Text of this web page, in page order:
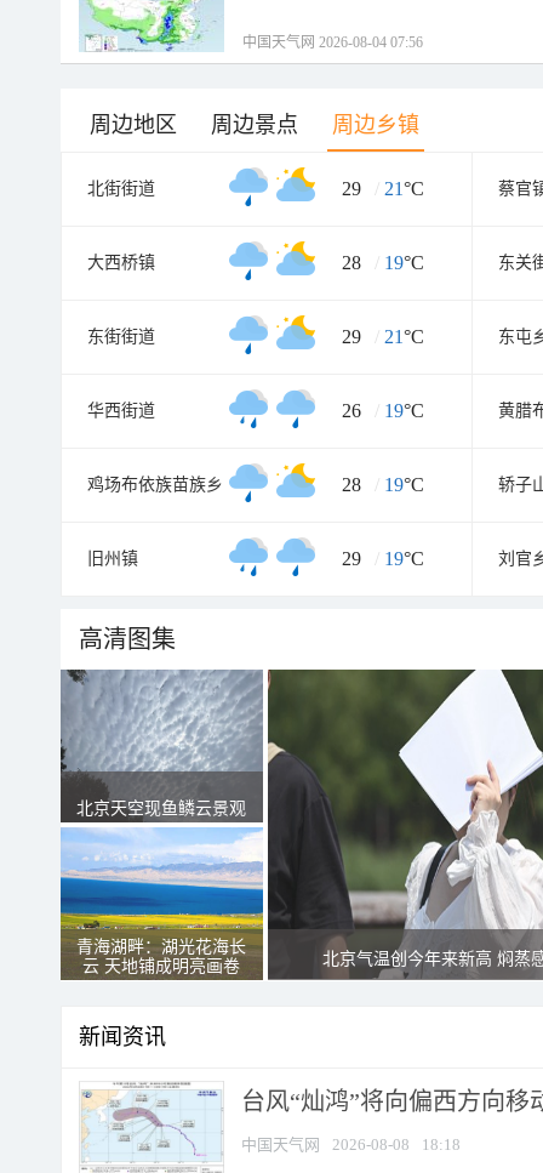
中国天气网 2026-08-04 07:56
周边地区 周边景点 周边乡镇
北街街道 29 / 21°C 蔡官
大西桥镇 28 / 19°C 东关
东街街道 29 / 21°C 东屯
华西街道 26 / 19°C 黄腊
鸡场布依族苗族乡 28 / 19°C 轿子
旧州镇 29 / 19°C 刘官
高清图集
北京天空现鱼鳞云景观
青海湖畔：湖光花海长
云 天地铺成明亮画卷
北京气温创今年来新高 焖蒸
新闻资讯
台风“灿鸿”将向偏西方向移
中国天气网 2026-08-08 18:18